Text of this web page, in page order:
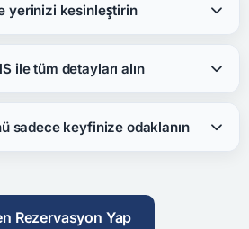
yerinizi kesinleştirin
ile tüm detayları alın
sadece keyfinize odaklanın
Rezervasyon Yap